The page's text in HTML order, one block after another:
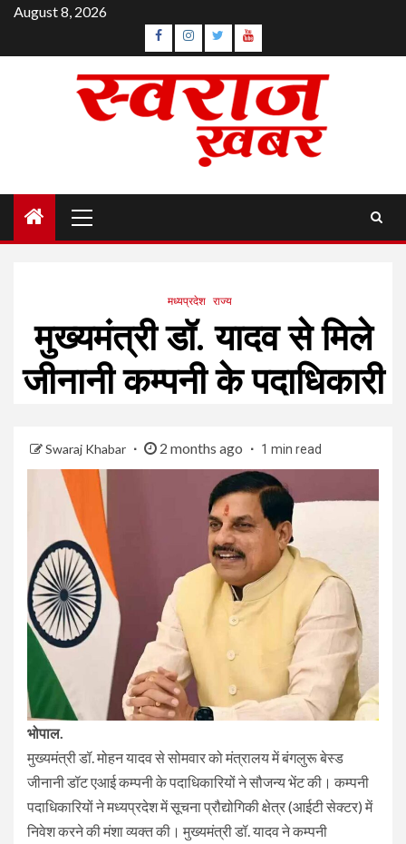
Skip
content
August 8, 2026
Facebook
Instagram
TwitterYouTube
Menu
मध्यप्रदेश राज्य
मुख्यमंत्री डॉ. यादव से मिले
जीनानी कम्पनी के पदाधिकारी
Swaraj Khabar 2 months ago 1 min read
भोपाल.
मुख्यमंत्री डॉ. मोहन यादव से सोमवार को मंत्रालय में बंगलुरू बेस्ड
जीनानी डॉट एआई कम्पनी के पदाधिकारियों ने सौजन्य भेंट की। कम्पनी
पदाधिकारियों ने मध्यप्रदेश में सूचना प्रौद्योगिकी क्षेत्र (आईटी सेक्टर) में
निवेश करने की मंशा व्यक्त की। मुख्यमंत्री डॉ. यादव ने कम्पनी